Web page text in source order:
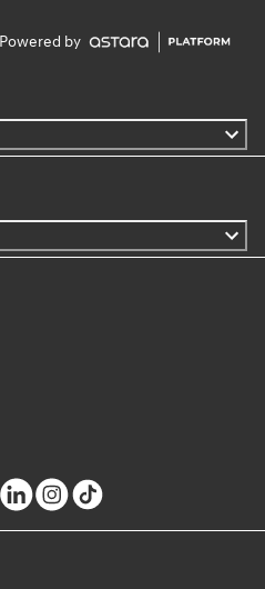
Powered by